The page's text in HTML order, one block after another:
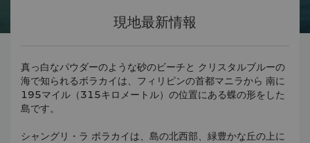
現地最新情報
真っ白なパウダーのような砂のビーチと クリスタルブルーの
海で知られるボラカイは、フィリピンの首都マニラから 南に
195マイル（315キロメートル）の位置にある蝶の形をした
島です。
シャングリ・ラ ボラカイは、島の北西部、緑豊かな丘の上に